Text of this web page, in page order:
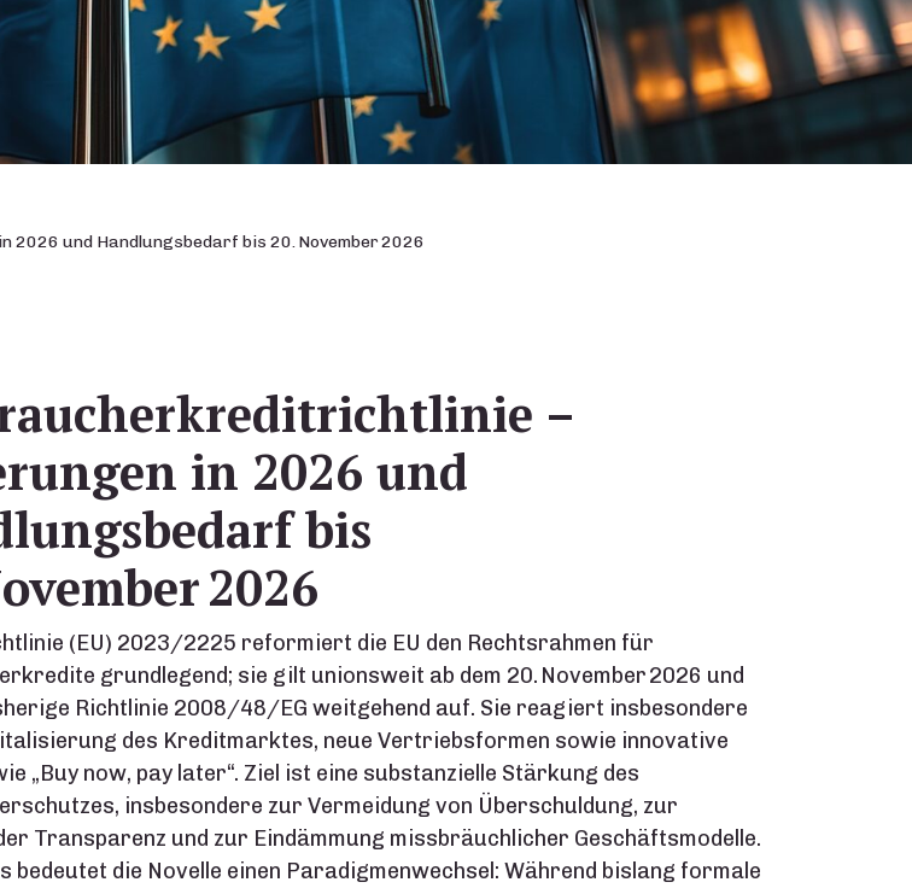
und Handlungsbedarf bis 20. November 2026
–
in 2026 und
bis
2026
(EU) 2023/2225 reformiert die EU den Rechtsrahmen für
grundlegend; sie gilt unionsweit ab dem 20. November 2026 und
Richtlinie 2008/48/EG weitgehend auf. Sie reagiert insbesondere
des Kreditmarktes, neue Vertriebsformen sowie innovative
„Buy now, pay later“. Ziel ist eine substanzielle Stärkung des
insbesondere zur Vermeidung von Überschuldung, zur
Transparenz und zur Eindämmung missbräuchlicher Geschäftsmodelle.
bedeutet die Novelle einen Paradigmenwechsel: Während bislang formale